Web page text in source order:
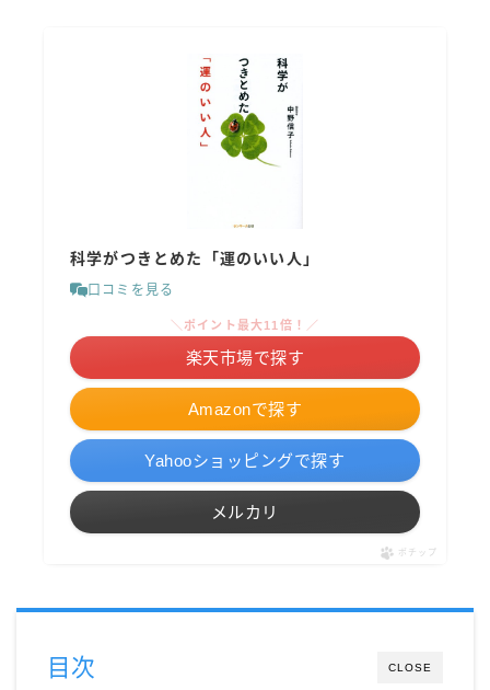
科学がつきとめた「運のいい人」
口コミを見る
Amazonで探す
＼ポイント最大11倍！／
楽天市場で探す
Yahooショッピングで探す
メルカリ
ポチップ
CLOSE
目次